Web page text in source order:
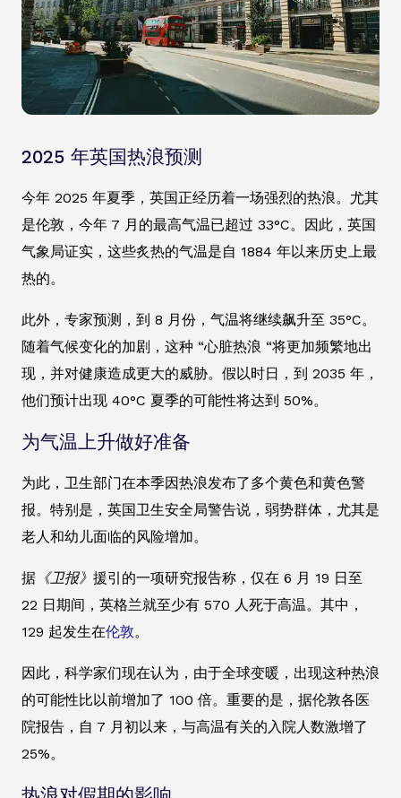
2025 年英国热浪预测
今年 2025 年夏季，英国正经历着一场强烈的热浪。尤其
是伦敦，今年 7 月的最高气温已超过 33°C。因此，英国
气象局证实，这些炙热的气温是自 1884 年以来历史上最
热的。
此外，专家预测，到 8 月份，气温将继续飙升至 35°C。
随着气候变化的加剧，这种 “心脏热浪 “将更加频繁地出
现，并对健康造成更大的威胁。假以时日，到 2035 年，
他们预计出现 40°C 夏季的可能性将达到 50%。
为气温上升做好准备
为此，卫生部门在本季因热浪发布了多个黄色和黄色警
报。特别是，英国卫生安全局警告说，弱势群体，尤其是
老人和幼儿面临的风险增加。
据 《卫报》 援引的一项研究报告称，仅在 6 月 19 日至
22 日期间，英格兰就至少有 570 人死于高温。其中，
129 起发生在伦敦。
因此，科学家们现在认为，由于全球变暖，出现这种热浪
的可能性比以前增加了 100 倍。重要的是，据伦敦各医
院报告，自 7 月初以来，与高温有关的入院人数激增了
25%。